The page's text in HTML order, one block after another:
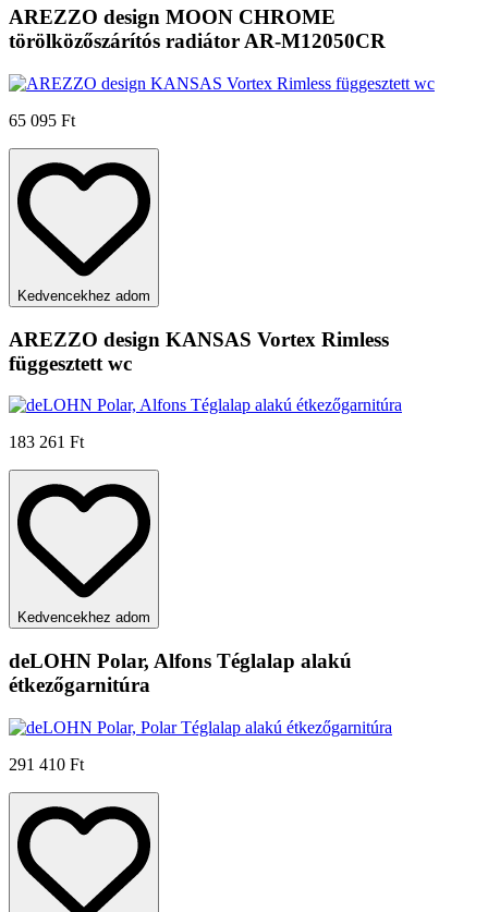
AREZZO design MOON CHROME
törölközőszárítós radiátor AR-M12050CR
65 095 Ft
Kedvencekhez adom
AREZZO design KANSAS Vortex Rimless
függesztett wc
183 261 Ft
Kedvencekhez adom
deLOHN Polar, Alfons Téglalap alakú
étkezőgarnitúra
291 410 Ft